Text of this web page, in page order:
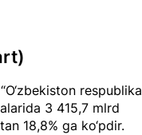
respublika
3 415,7 mlrd
18,8% ga ko‘pdir.